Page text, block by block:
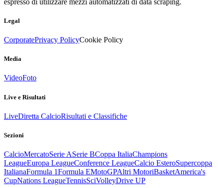
Legal
CorporatePrivacy PolicyCookie Policy
Media
VideoFoto
Live e Risultati
LiveDiretta CalcioRisultati e Classifiche
Sezioni
CalcioMercatoSerie ASerie BCoppa ItaliaChampions
LeagueEuropa LeagueConference LeagueCalcio EsteroSupercoppa
ItalianaFormula 1Formula EMotoGPAltri MotoriBasketAmerica's
CupNations LeagueTennisSciVolleyDrive UP